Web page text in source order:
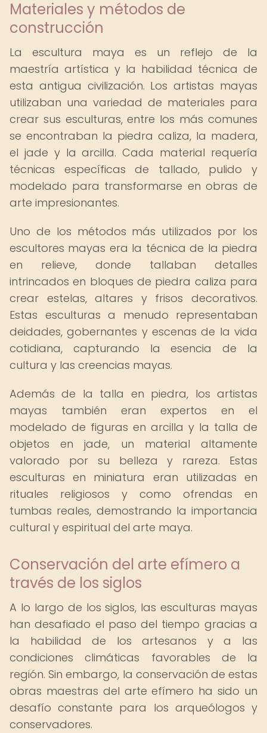
Materiales y métodos de
construcción
La escultura maya es un reflejo de la
maestría artística y la habilidad técnica de
esta antigua civilización. Los artistas mayas
utilizaban una variedad de materiales para
crear sus esculturas, entre los más comunes
se encontraban la piedra caliza, la madera,
el jade y la arcilla. Cada material requería
técnicas específicas de tallado, pulido y
modelado para transformarse en obras de
arte impresionantes.
Uno de los métodos más utilizados por los
escultores mayas era la técnica de la piedra
en relieve, donde tallaban detalles
intrincados en bloques de piedra caliza para
crear estelas, altares y frisos decorativos.
Estas esculturas a menudo representaban
deidades, gobernantes y escenas de la vida
cotidiana, capturando la esencia de la
cultura y las creencias mayas.
Además de la talla en piedra, los artistas
mayas también eran expertos en el
modelado de figuras en arcilla y la talla de
objetos en jade, un material altamente
valorado por su belleza y rareza. Estas
esculturas en miniatura eran utilizadas en
rituales religiosos y como ofrendas en
tumbas reales, demostrando la importancia
cultural y espiritual del arte maya.
Conservación del arte efímero a
través de los siglos
A lo largo de los siglos, las esculturas mayas
han desafiado el paso del tiempo gracias a
la habilidad de los artesanos y a las
condiciones climáticas favorables de la
región. Sin embargo, la conservación de estas
obras maestras del arte efímero ha sido un
desafío constante para los arqueólogos y
conservadores.